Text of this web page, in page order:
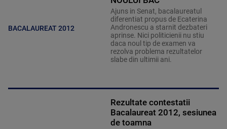
BACALAUREAT 2012
Ajuns in Senat, bacalaureatul
diferentiat propus de Ecaterina
Andronescu a starnit dezbateri
aprinse. Nici politicienii nu stiu
daca noul tip de examen va
rezolva problema rezultatelor
slabe din ultimii ani.
Rezultate contestatii
Bacalaureat 2012, sesiunea
de toamna